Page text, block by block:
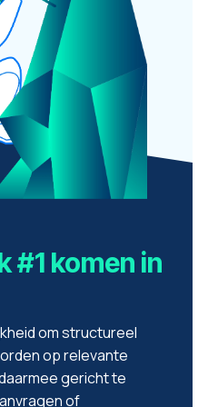
#1 komen in
om structureel
op relevante
gericht te
of